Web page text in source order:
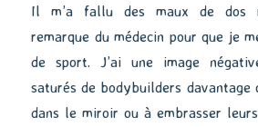
Il m’a fallu des maux de dos
remarque du médecin pour que je
de sport. J’ai une image
saturés de bodybuilders davantage
dans le miroir ou à embrasser